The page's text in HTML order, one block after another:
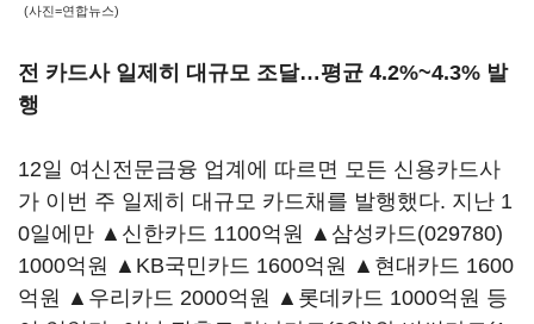
(사진=연합뉴스)
전 카드사 일제히 대규모 조달…평균 4.2%~4.3% 발
행
12일 여신전문금융 업계에 따르면 모든 신용카드사
가 이번 주 일제히 대규모 카드채를 발행했다. 지난 1
0일에만 ▲신한카드 1100억원 ▲ 삼성카드(029780)
1000억원 ▲KB국민카드 1600억원 ▲현대카드 1600
억원 ▲우리카드 2000억원 ▲롯데카드 1000억원 등